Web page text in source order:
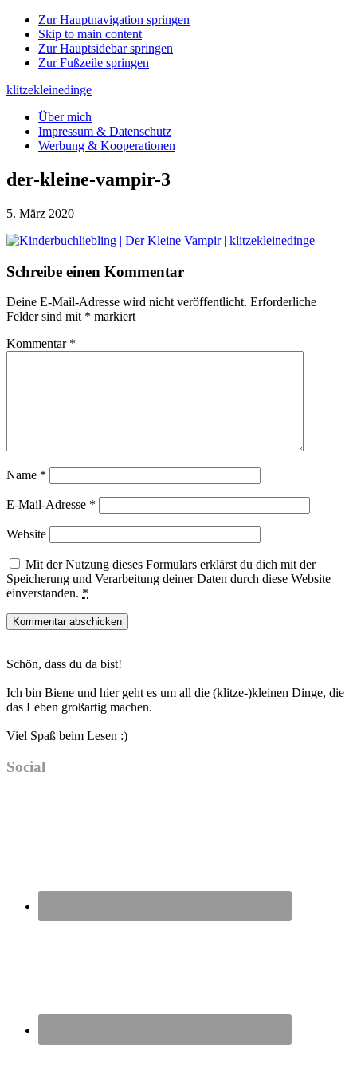
Zur Hauptnavigation springen
Skip to main content
Zur Hauptsidebar springen
Zur Fußzeile springen
klitzekleinedinge
Über mich
Impressum & Datenschutz
Werbung & Kooperationen
der-kleine-vampir-3
5. März 2020
Leser-
Schreibe einen Kommentar
Deine E-Mail-Adresse wird nicht veröffentlicht. Erforderliche
Felder sind mit * markiert
Kommentar *
Name *
E-Mail-Adresse *
Website
Mit der Nutzung dieses Formulars erklärst du dich mit der
Speicherung und Verarbeitung deiner Daten durch diese Website
einverstanden. *
Sidebar
Schön, dass du da bist!
Ich bin Biene und hier geht es um all die (klitze-)kleinen Dinge, die
das Leben großartig machen.
Viel Spaß beim Lesen :)
Social